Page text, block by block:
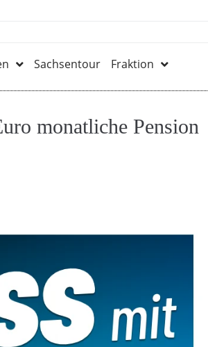
Sachsentour Fraktion
monatliche Pension